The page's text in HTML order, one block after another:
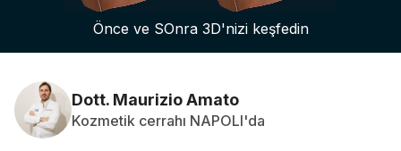
Hasta incelemeleri
Önce ve SOnra 3D'nizi keşfedin
Dott. Maurizio Amato
Kozmetik cerrahı NAPOLI'da